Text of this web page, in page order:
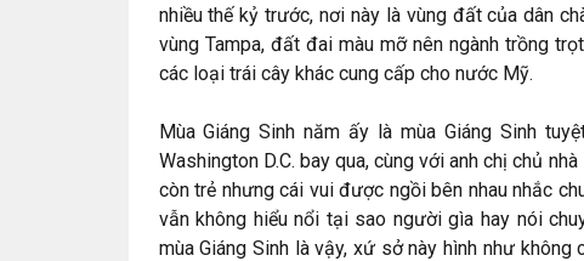
nhiều thế kỷ trước, nơi này là vùng đất của dân
vùng Tampa, đất đai màu mỡ nên ngành trồng
các loại trái cây khác cung cấp cho nước Mỹ.
Mùa Giáng Sinh năm ấy là mùa Giáng Sinh
Washington D.C. bay qua, cùng với anh chị chủ
còn trẻ nhưng cái vui được ngồi bên nhau nhắc
vẫn không hiểu nổi tại sao người gìa hay nói
mùa Giáng Sinh là vậy, xứ sở này hình như